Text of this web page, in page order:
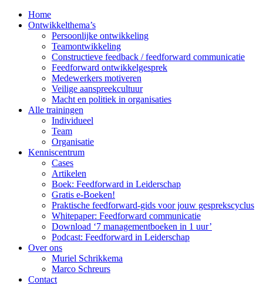
Home
Ontwikkelthema’s
Persoonlijke ontwikkeling
Teamontwikkeling
Constructieve feedback / feedforward communicatie
Feedforward ontwikkelgesprek
Medewerkers motiveren
Veilige aanspreekcultuur
Macht en politiek in organisaties
Alle trainingen
Individueel
Team
Organisatie
Kenniscentrum
Cases
Artikelen
Boek: Feedforward in Leiderschap
Gratis e-Boeken!
Praktische feedforward-gids voor jouw gesprekscyclus
Whitepaper: Feedforward communicatie
Download ‘7 managementboeken in 1 uur’
Podcast: Feedforward in Leiderschap
Over ons
Muriel Schrikkema
Marco Schreurs
Contact